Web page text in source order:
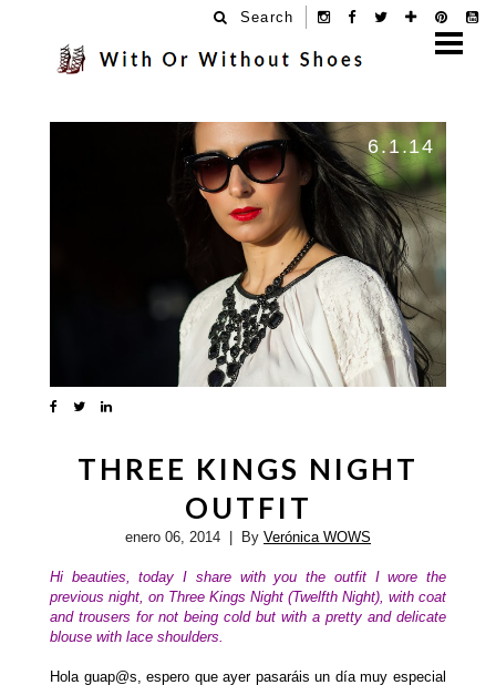
Search
6.1.14
THREE KINGS NIGHT
OUTFIT
enero 06, 2014 | By Verónica WOWS
Hi beauties, today I share with you the outfit I wore the
previous night, on Three Kings Night (Twelfth Night), with coat
and trousers for not being cold but with a pretty and delicate
blouse with lace shoulders.
Hola guap@s, espero que ayer pasaráis un día muy especial